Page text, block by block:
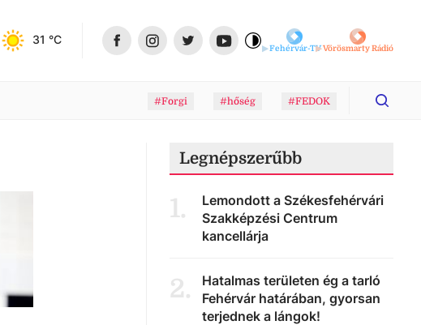
31 °C
Fehérvár-TVVörösmarty Rádió
#Forgi #hőség #FEDOK
Legnépszerűbb
1.
Lemondott a Székesfehérvári
Szakképzési Centrum
kancellárja
2.
Hatalmas területen ég a tarló
Fehérvár határában, gyorsan
terjednek a lángok!